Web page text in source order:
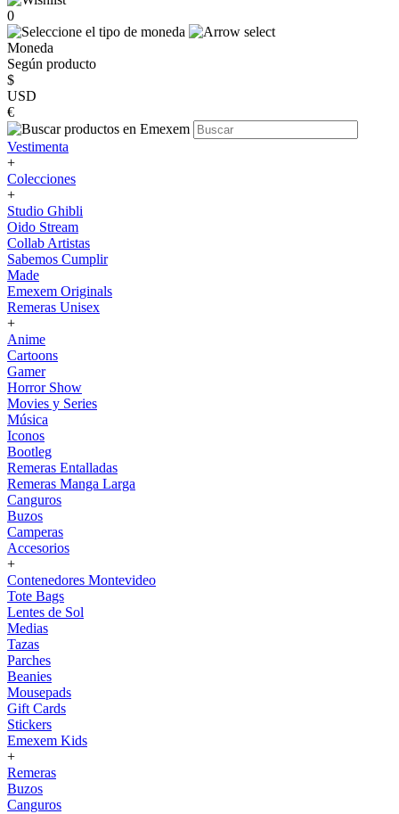
0
Moneda
Según producto
$
USD
€
Vestimenta
+
Colecciones
+
Studio Ghibli
Oido Stream
Collab Artistas
Sabemos Cumplir
Made
Emexem Originals
Remeras Unisex
+
Anime
Cartoons
Gamer
Horror Show
Movies y Series
Música
Iconos
Bootleg
Remeras Entalladas
Remeras Manga Larga
Canguros
Buzos
Camperas
Accesorios
+
Contenedores Montevideo
Tote Bags
Lentes de Sol
Medias
Tazas
Parches
Beanies
Mousepads
Gift Cards
Stickers
Emexem Kids
+
Remeras
Buzos
Canguros